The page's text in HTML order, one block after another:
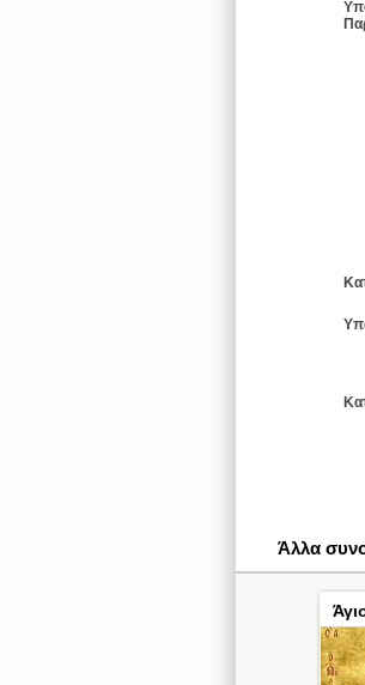
Άλλα